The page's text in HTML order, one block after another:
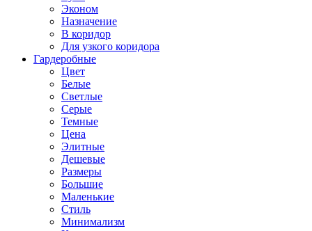
Эконом
Назначение
В коридор
Для узкого коридора
Гардеробные
Цвет
Белые
Светлые
Серые
Темные
Цена
Элитные
Дешевые
Размеры
Большие
Маленькие
Стиль
Минимализм